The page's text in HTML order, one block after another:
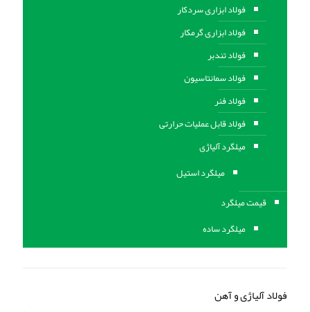
فولاد ابزاری سردکار
فولاد ابزاری گرمکار
فولاد تندبر
فولاد سمانتاسیون
فولاد فنر
فولاد قابل عملیات حرارتی
ميلگرد آلیاژی
میلگرد استیل
قیمت میلگرد
میلگرد ساده
فولاد آلیاژی و آهن